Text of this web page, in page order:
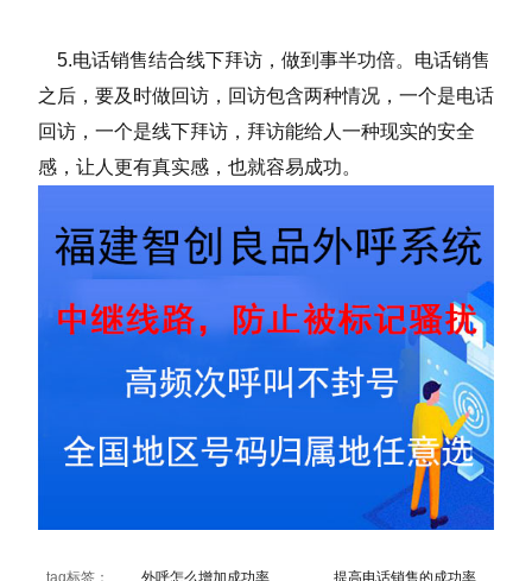
5.电话销售结合线下拜访，做到事半功倍。电话销售
之后，要及时做回访，回访包含两种情况，一个是电话
回访，一个是线下拜访，拜访能给人一种现实的安全
感，让人更有真实感，也就容易成功。
tag标签： 外呼怎么增加成功率
提高电话销售的成功率